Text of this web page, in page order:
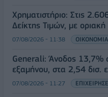
Χρηματιστήριο: Στις
Δείκτης Τιμών, με
07/08/2026 - 11:38 ΟΙΚΟΝΟΜΙΑ
Generali: Άνοδος 13,7%
εξαμήνου, στα 2,54 δισ.
07/08/2026 - 11:27